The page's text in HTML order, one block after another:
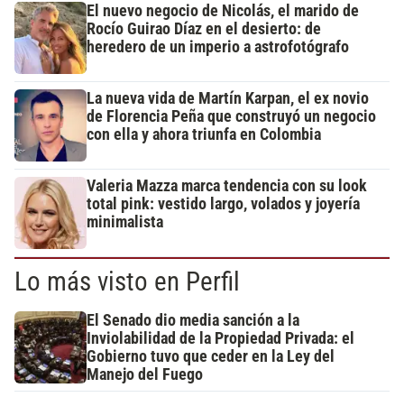
El nuevo negocio de Nicolás, el marido de
Rocío Guirao Díaz en el desierto: de
heredero de un imperio a astrofotógrafo
La nueva vida de Martín Karpan, el ex novio
de Florencia Peña que construyó un negocio
con ella y ahora triunfa en Colombia
Valeria Mazza marca tendencia con su look
total pink: vestido largo, volados y joyería
minimalista
Lo más visto en Perfil
El Senado dio media sanción a la
Inviolabilidad de la Propiedad Privada: el
Gobierno tuvo que ceder en la Ley del
Manejo del Fuego